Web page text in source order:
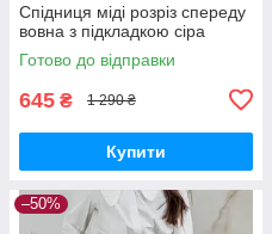
Спідниця міді розріз спереду
вовна з підкладкою сіра
Готово до відправки
645 ₴ 1 290 ₴
Купити
–50%